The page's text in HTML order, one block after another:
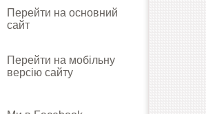
Перейти на основний
сайт
Перейти на мобільну
версію сайту